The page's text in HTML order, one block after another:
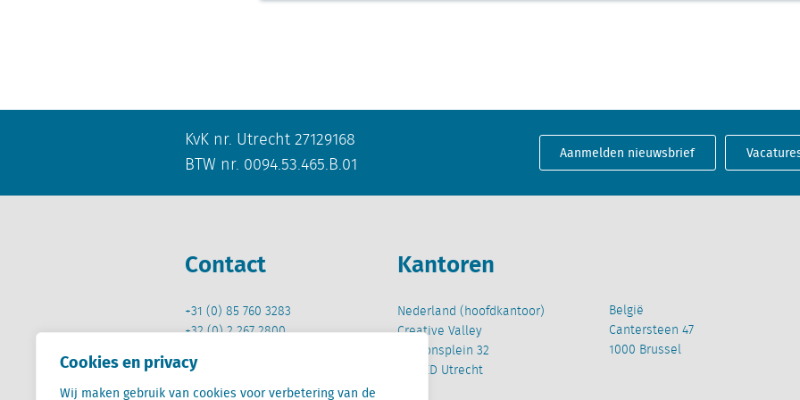
Cookies en privacy
Wij maken gebruik van cookies voor verbetering van de
KvK nr. Utrecht 27129168
BTW nr. 0094.53.465.B.01
Aanmelden nieuwsbrief
Contact
+31 (0) 85 760 3283
+32 (0) 2 267 2800
info@locatus.com
Kantoren
Nederland (hoofdkantoor)
Creative Valley
Stationsplein 32
3511 ED Utrecht
België
Cantersteen 47
1000 Brussel